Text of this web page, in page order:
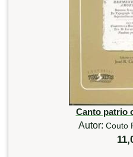
Canto patrio
Autor: Couto